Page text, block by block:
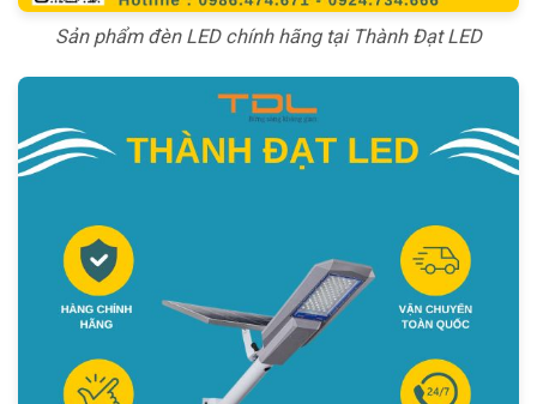
Sản phẩm đèn LED chính hãng tại Thành Đạt LED